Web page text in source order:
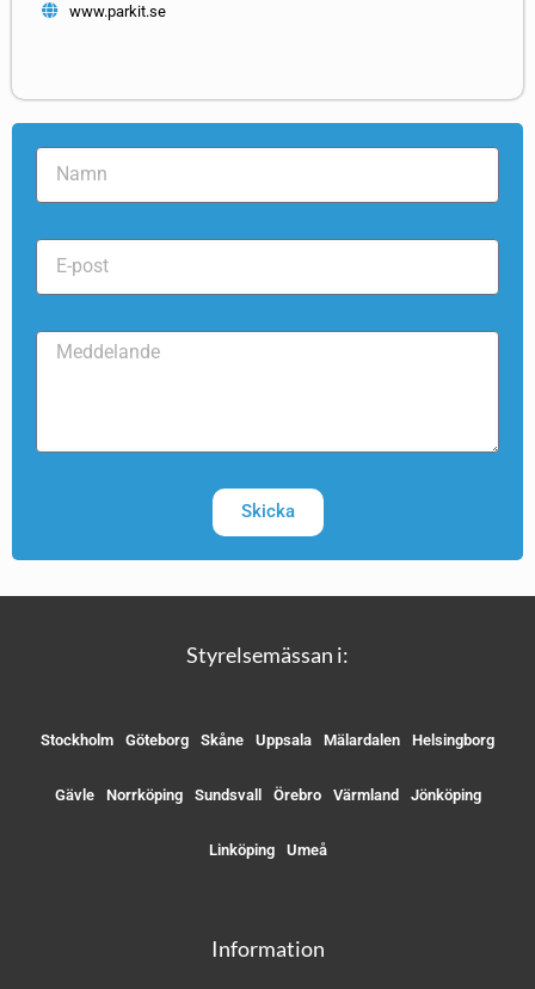
www.parkit.se
Skicka
Styrelsemässan i:
Stockholm Göteborg Skåne Uppsala Mälardalen Helsingborg
Gävle Norrköping Sundsvall Örebro Värmland Jönköping
Linköping Umeå
Information